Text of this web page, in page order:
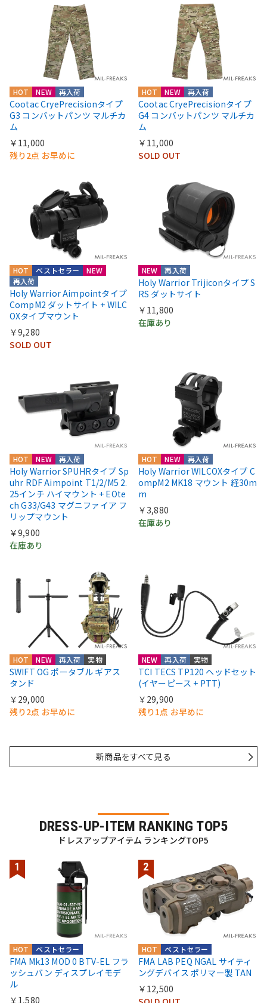
HOT NEW 再入荷
Cootac CryePrecisionタイプ
G3 コンバットパンツ マルチカ
ム
￥11,000
残り2点 お早めに
HOT NEW 再入荷
Cootac CryePrecisionタイプ
G4 コンバットパンツ マルチカ
ム
￥11,000
SOLD OUT
HOT
NEW
再入荷
ベストセラー
Holy Warrior Aimpointタイプ
CompM2 ダットサイト + WILC
OXタイプマウント
￥9,280
SOLD OUT
NEW 再入荷
Holy Warrior Trijiconタイプ S
RS ダットサイト
￥11,800
在庫あり
HOT NEW 再入荷
Holy Warrior SPUHRタイプ Sp
uhr RDF Aimpoint T1/2/M5 2.
25インチ ハイマウント + EOte
ch G33/G43 マグニファイア フ
リップマウント
￥9,900
在庫あり
HOT NEW 再入荷
Holy Warrior WILCOXタイプ C
ompM2 MK18 マウント 経30m
m
￥3,880
在庫あり
HOT NEW 再入荷 実物
SWIFT OG ポータブル ギアス
タンド
￥29,000
残り2点 お早めに
NEW 再入荷 実物
TCI TECS TP120 ヘッドセット
(イヤーピース + PTT)
￥29,900
残り1点 お早めに
新商品をすべて見る
DRESS-UP-ITEM RANKING TOP5
ドレスアップアイテム ランキングTOP5
ベストセラー
HOT
FMA Mk13 MOD 0 BTV-EL フラ
ッシュバン ディスプレイモデ
ル
￥1,580
ベストセラー
HOT
FMA LAB PEQ NGAL サイティ
ングデバイス ポリマー製 TAN
￥12,500